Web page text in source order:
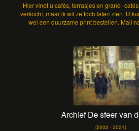
Hier vindt u cafés, terrasjes en grand-
verkocht, maar ik wil ze toch laten zien. U
wel een duurzame print bestellen. Mail
Archief De sfeer van
(2002 - 2021)